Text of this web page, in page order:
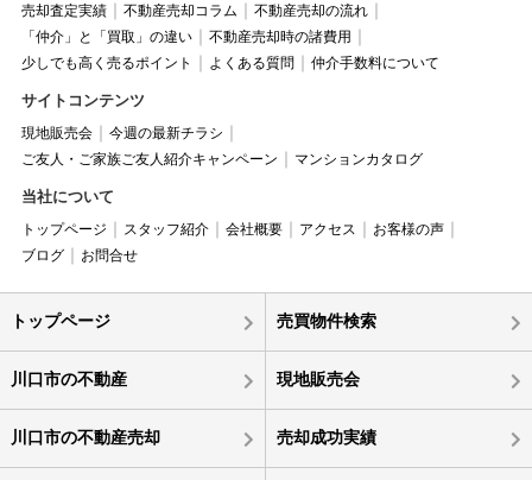
売却査定実績
不動産売却コラム
不動産売却の流れ
「仲介」と「買取」の違い
不動産売却時の諸費用
少しでも高く売るポイント
よくある質問 仲介手数料について
サイトコンテンツ
現地販売会
今週の最新チラシ
ご友人・ご家族ご友人紹介キャンペーン
マンションカタログ
当社について
トップページ スタッフ紹介 会社概要 アクセス
お客様の声
ブログ
お問合せ
トップページ 売買物件検索
川口市の不動産 現地販売会
川口市の不動産売却 売却成功実績